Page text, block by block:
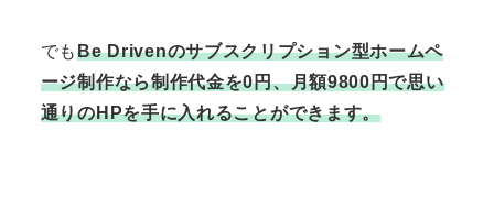
でもBe Drivenのサブスクリプション型ホームペ
ージ制作なら制作代金を0円、月額9800円で思い
通りのHPを手に入れることができます。